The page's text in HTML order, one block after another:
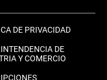
DE PRIVACIDAD
DE
Y COMERCIO